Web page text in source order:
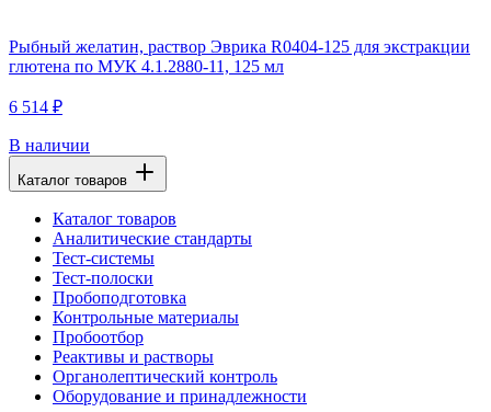
Рыбный желатин, раствор Эврика R0404-125 для экстракции
глютена по МУК 4.1.2880-11, 125 мл
6 514 ₽
В наличии
Каталог товаров
Каталог товаров
Аналитические стандарты
Тест-системы
Тест-полоски
Пробоподготовка
Контрольные материалы
Пробоотбор
Реактивы и растворы
Органолептический контроль
Оборудование и принадлежности